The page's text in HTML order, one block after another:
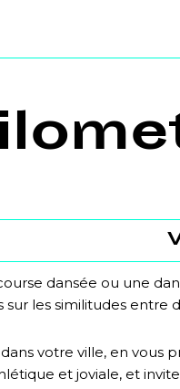
dansée ou une
sur les similitudes entre
votre ville, en vous
et joviale, et